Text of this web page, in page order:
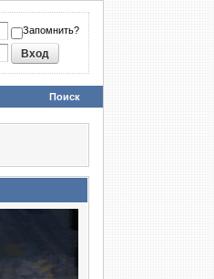
Запомнить?
Поиск